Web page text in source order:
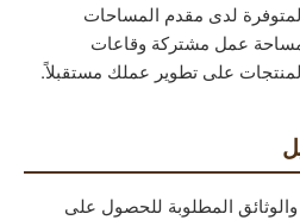
لدى مقدم المساحات
عمل مشتركة وقاعات
على تطوير عملك مستقبلاً.
المطلوبة للحصول على